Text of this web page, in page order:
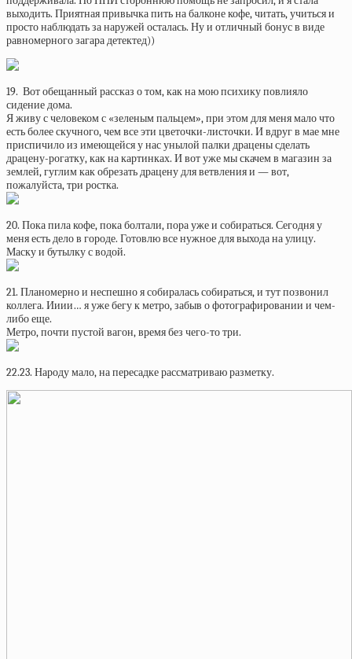
выходить. Приятная привычка пить на балконе кофе, читать, учиться и
просто наблюдать за наружей осталась. Ну и отличный бонус в виде
равномерного загара детектед))
19. Вот обещанный рассказ о том, как на мою психику повлияло
сидение дома.
Я живу с человеком с «зеленым пальцем», при этом для меня мало что
есть более скучного, чем все эти цветочки-листочки. И вдруг в мае мне
приспичило из имеющейся у нас унылой палки драцены сделать
драцену-рогатку, как на картинках. И вот уже мы скачем в магазин за
землей, гуглим как обрезать драцену для ветвления и — вот,
пожалуйста, три ростка.
20. Пока пила кофе, пока болтали, пора уже и собираться. Сегодня у
меня есть дело в городе. Готовлю все нужное для выхода на улицу.
Маску и бутылку с водой.
21. Планомерно и неспешно я собиралась собираться, и тут позвонил
коллега. Ииии… я уже бегу к метро, забыв о фотографировании и чем-
либо еще.
Метро, почти пустой вагон, время без чего-то три.
22.23. Народу мало, на пересадке рассматриваю разметку.